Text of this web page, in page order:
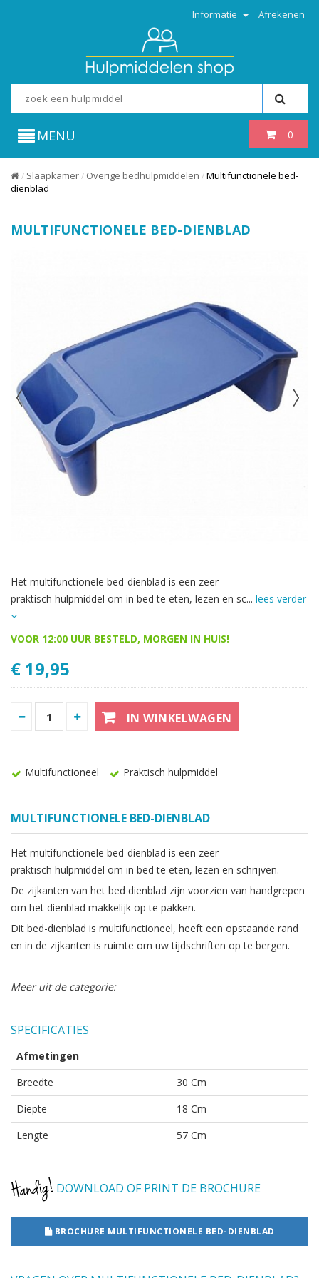
Informatie Afrekenen
0
MENU
/ Slaapkamer / Overige bedhulpmiddelen / Multifunctionele bed-
dienblad
MULTIFUNCTIONELE BED-DIENBLAD
Het multifunctionele bed-dienblad is een zeer
praktisch hulpmiddel om in bed te eten, lezen en sc... lees verder
VOOR 12:00 UUR BESTELD, MORGEN IN HUIS!
€ 19,95
IN WINKELWAGEN
Multifunctioneel Praktisch hulpmiddel
MULTIFUNCTIONELE BED-DIENBLAD
Het multifunctionele bed-dienblad is een zeer
praktisch hulpmiddel om in bed te eten, lezen en schrijven.
De zijkanten van het bed dienblad zijn voorzien van handgrepen
om het dienblad makkelijk op te pakken.
Dit bed-dienblad is multifunctioneel, heeft een opstaande rand
en in de zijkanten is ruimte om uw tijdschriften op te bergen.
Meer uit de categorie:
SPECIFICATIES
Afmetingen
Breedte
30 Cm
Diepte
18 Cm
Lengte
57 Cm
DOWNLOAD OF PRINT DE BROCHURE
BROCHURE MULTIFUNCTIONELE BED-DIENBLAD